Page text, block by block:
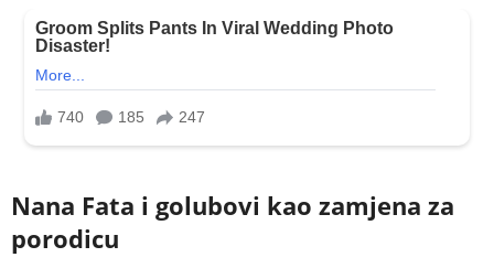
Nana Fata i golubovi kao zamjena za
porodicu